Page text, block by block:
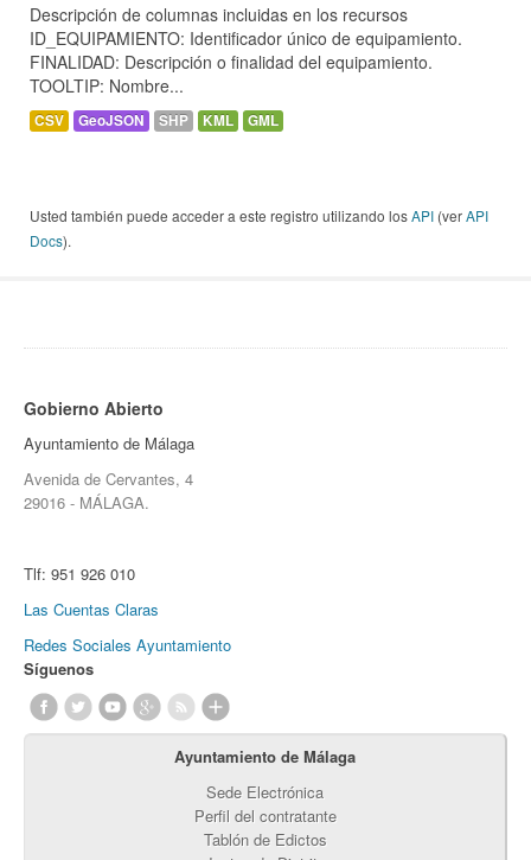
Descripción de columnas incluidas en los recursos
ID_EQUIPAMIENTO: Identificador único de equipamiento.
FINALIDAD: Descripción o finalidad del equipamiento.
TOOLTIP: Nombre...
CSV GeoJSON SHP KML GML
Usted también puede acceder a este registro utilizando losAPI (verAPI
Docs).
Gobierno Abierto
Ayuntamiento de Málaga
Avenida de Cervantes, 4
29016 - MÁLAGA.
Tlf: 951 926 010
Las Cuentas Claras
Redes Sociales Ayuntamiento
Síguenos
Ayuntamiento de Málaga
Sede Electrónica
Perfil del contratante
Tablón de Edictos